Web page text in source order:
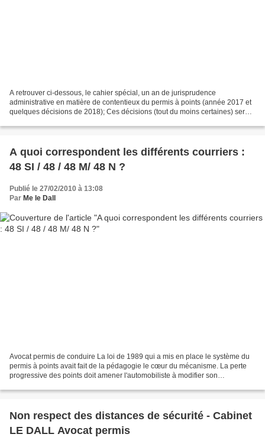
A retrouver ci-dessous, le cahier spécial, un an de jurisprudence
administrative en matière de contentieux du permis à points (année 2017 et
quelques décisions de 2018); Ces décisions (tout du moins certaines) seront
A quoi correspondent les différents courriers :
48 SI / 48 / 48 M/ 48 N ?
Publié le 27/02/2010 à 13:08
Par Me le Dall
Avocat permis de conduire La loi de 1989 qui a mis en place le système du
permis à points avait fait de la pédagogie le cœur du mécanisme. La perte
progressive des points doit amener l'automobiliste à modifier son
Non respect des distances de sécurité - Cabinet
LE DALL Avocat permis